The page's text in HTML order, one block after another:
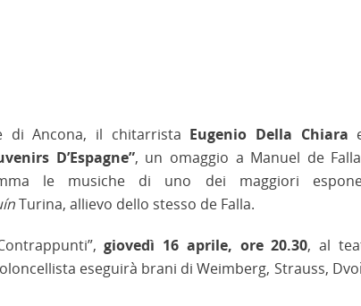
di Ancona, il chitarrista Eugenio Della Chiara
D’Espagne”, un omaggio a Manuel de
le musiche di uno dei maggiori
Turina, allievo dello stesso de Falla.
giovedì 16 aprile, ore 20.30, al
eseguirà brani di Weimberg, Strauss,